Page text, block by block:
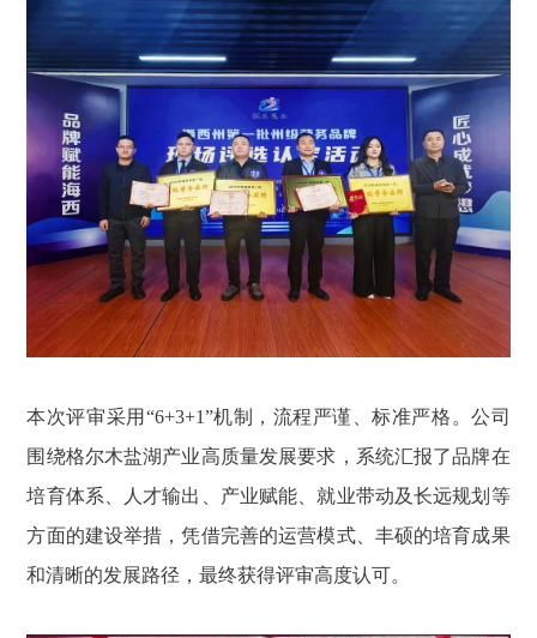
本次评审采用“6+3+1”机制，流程严谨、标准严格。公司
围绕格尔木盐湖产业高质量发展要求，系统汇报了品牌在
培育体系、人才输出、产业赋能、就业带动及长远规划等
方面的建设举措，凭借完善的运营模式、丰硕的培育成果
和清晰的发展路径，最终获得评审高度认可。